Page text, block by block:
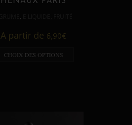
, ,
A partir de 6,90€
CHOIX DES OPTIONS